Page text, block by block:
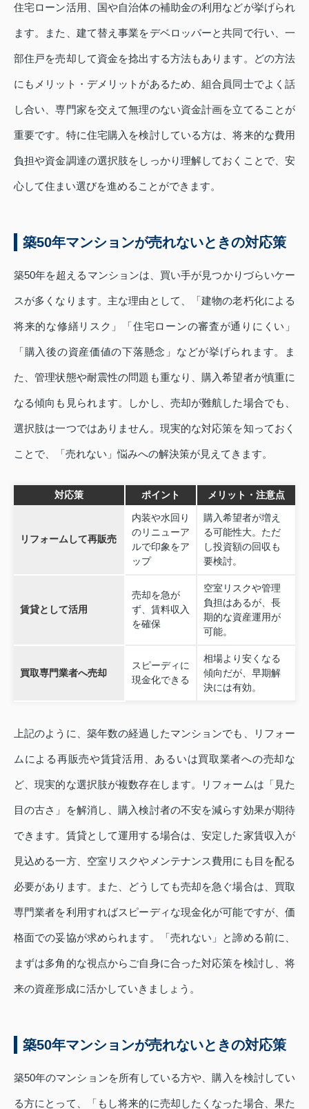
住宅ローン活用、国や自治体の補助金の利用などが挙げられ
ます。また、建て替え事業をデベロッパーと共同で行い、一
部住戸を売却して資金を捻出する方法もあります。どの方法
にもメリット・デメリットがあるため、組合員同士でよく話
し合い、専門家を交えて無理のない資金計画を立てることが
重要です。特に住宅購入を検討している方は、将来的な費用
負担や資金調達の選択肢をしっかり理解しておくことで、安
心して住まい選びを進めることができます。
築50年マンションが売れないときの対応策
築50年を超えるマンションは、買い手が見つかりづらいケー
スが多くなります。主な理由として、「建物の老朽化による
将来的な修繕リスク」「住宅ローンの審査が通りにくい」
「購入後の資産価値の下落懸念」などが挙げられます。ま
た、管理状態や耐震性の問題も重なり、購入希望者が慎重に
なる傾向も見られます。しかし、売却が難航した場合でも、
選択肢は一つではありません。現実的な対応策を知っておく
ことで、「売れない」悩みへの解決策が見えてきます。
対応策 ポイント メリット・注意点
リフォームして再販売
内装や水回り
のリニューア
ルで印象をア
ップ
購入希望者が増え
る可能性大。ただ
し投資額の回収も
要検討。
賃貸として活用
売却を急が
ず、賃料収入
を確保
空室リスクや管理
負担はあるが、長
期的な資産運用が
可能。
買取専門業者へ売却
スピーディに
現金化できる
相場より安くなる
傾向だが、早期解
決には有効。
上記のように、築年数の経過したマンションでも、リフォー
ムによる再販売や賃貸活用、あるいは買取業者への売却な
ど、現実的な選択肢が複数存在します。リフォームは「見た
目の古さ」を解消し、購入検討者の不安を減らす効果が期待
できます。賃貸として運用する場合は、安定した家賃収入が
見込める一方、空室リスクやメンテナンス費用にも目を配る
必要があります。また、どうしても売却を急ぐ場合は、買取
専門業者を利用すればスピーディな現金化が可能ですが、価
格面での妥協が求められます。「売れない」と諦める前に、
まずは多角的な視点からご自身に合った対応策を検討し、将
来の資産形成に活かしていきましょう。
築50年マンションが売れないときの対応策
築50年のマンションを所有している方や、購入を検討してい
る方にとって、「もし将来的に売却したくなった場合、果た